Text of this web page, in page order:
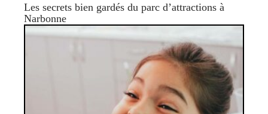
Les secrets bien gardés du parc d’attractions à
Narbonne